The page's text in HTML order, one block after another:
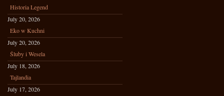
Historia Legend
July 20, 2026
Eko w Kuchni
July 20, 2026
Śluby i Wesela
July 18, 2026
Tajlandia
July 17, 2026